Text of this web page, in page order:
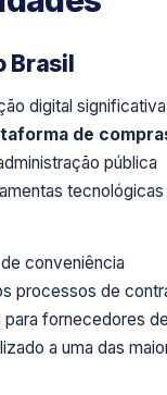
Brasil
digital
de
pública
tecnológicas
conveniência
processos de
para fornecedores
a uma das